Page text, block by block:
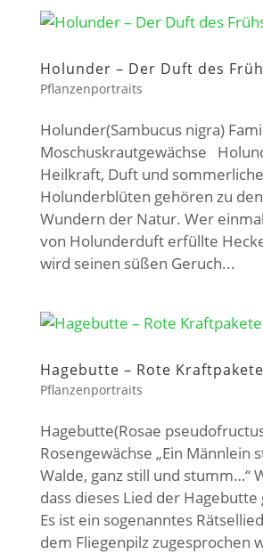
Holunder – Der Duft des
Pflanzenportraits
Holunder(Sambucus nigra)
Moschuskrautgewächse
Heilkraft, Duft und
Holunderblüten gehören zu
Wundern der Natur. Wer
von Holunderduft erfüllte
wird seinen süßen Geruch...
Hagebutte – Rote
Pflanzenportraits
Hagebutte(Rosae
Rosengewächse „Ein Männlein
Walde, ganz still und stumm…“
dass dieses Lied der
Es ist ein sogenanntes
dem Fliegenpilz zugesprochen